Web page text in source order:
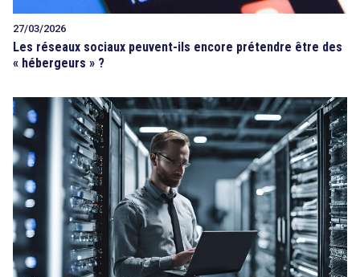
27/03/2026
Les réseaux sociaux peuvent-ils encore prétendre être des
« hébergeurs » ?